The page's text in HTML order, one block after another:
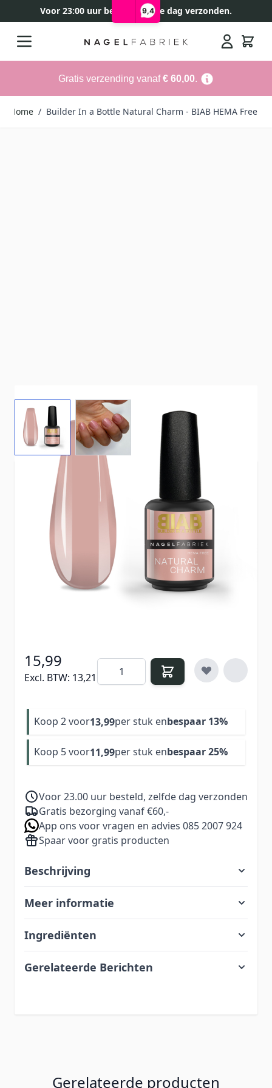
9,4
Voor 23:00 uur besteld, zelfde dag verzonden.
Gratis verzending vanaf€ 60,00.
Home / Builder In a Bottle Natural Charm - BIAB HEMA Free
View larger imageView larger image
Gebruik Builder In a Bottle om de nagels te
verstevigen.
: Natural Charm.
HEMA Free & TPO Free
15,99
Excl. BTW: 13,21
Aantal
Koop 2 voor13,99per stuk enbespaar 13%
Koop 5 voor11,99per stuk enbespaar25%
Voor 23.00 uur besteld, zelfde dag verzonden
Gratis bezorging vanaf €60,-
App ons voor vragen en advies 085 2007 924
Spaar voor gratis producten
Beschrijving
Meer informatie
Ingrediënten
Gerelateerde Berichten
Gerelateerde producten